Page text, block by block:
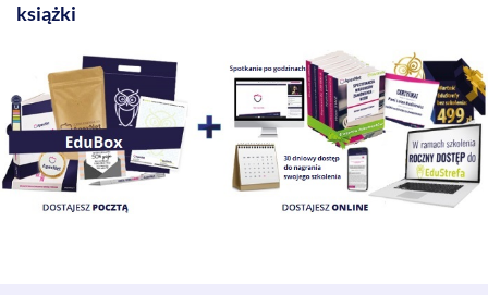
książki